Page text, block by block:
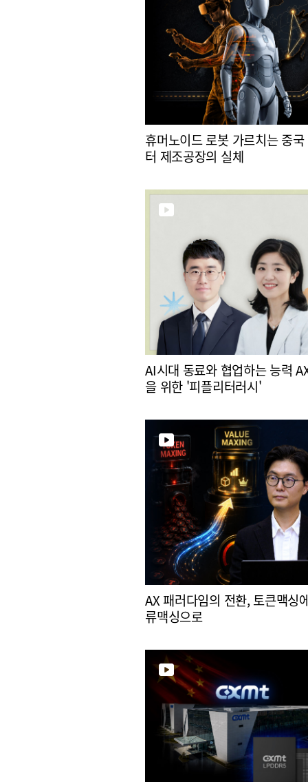
휴머노이드 로봇 가르치는 중국
터 제조공장의 실체
AI시대 동료와 협업하는 능력
을 위한 '피플리터러시'
AX 패러다임의 전환, 토큰맥싱
류맥싱으로